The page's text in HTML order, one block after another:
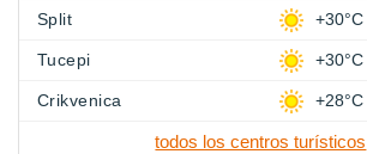
Split +30°C
Tucepi +30°C
Crikvenica +28°C
todos los centros turísticos